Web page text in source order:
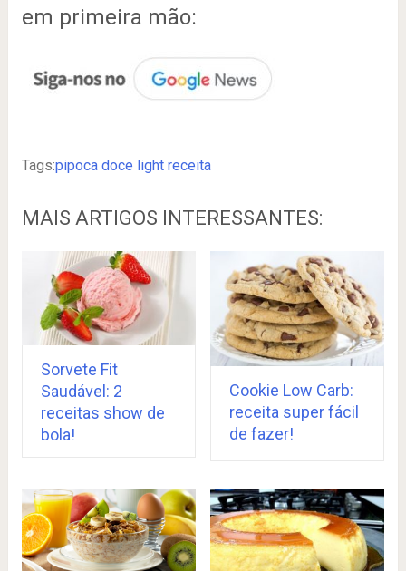
em primeira mão:
Tags:pipoca doce light receita
MAIS ARTIGOS INTERESSANTES:
Sorvete Fit
Saudável: 2
receitas show de
bola!
Cookie Low Carb:
receita super fácil
de fazer!